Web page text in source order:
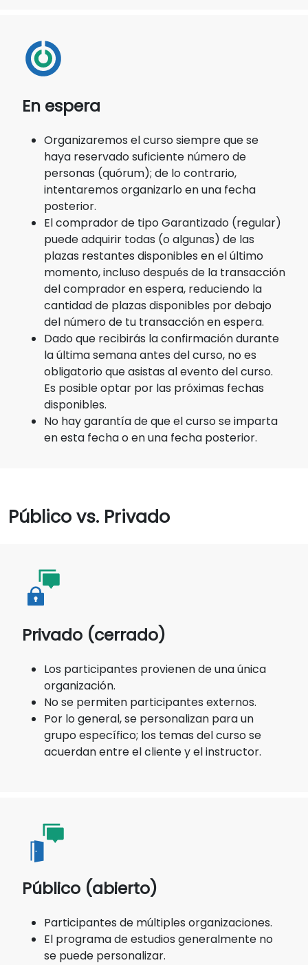
En espera
Organizaremos el curso siempre que se
haya reservado suficiente número de
personas (quórum); de lo contrario,
intentaremos organizarlo en una fecha
posterior.
El comprador de tipo Garantizado (regular)
puede adquirir todas (o algunas) de las
plazas restantes disponibles en el último
momento, incluso después de la transacción
del comprador en espera, reduciendo la
cantidad de plazas disponibles por debajo
del número de tu transacción en espera.
Dado que recibirás la confirmación durante
la última semana antes del curso, no es
obligatorio que asistas al evento del curso.
Es posible optar por las próximas fechas
disponibles.
No hay garantía de que el curso se imparta
en esta fecha o en una fecha posterior.
Público vs. Privado
Privado (cerrado)
Los participantes provienen de una única
organización.
No se permiten participantes externos.
Por lo general, se personalizan para un
grupo específico; los temas del curso se
acuerdan entre el cliente y el instructor.
Público (abierto)
Participantes de múltiples organizaciones.
El programa de estudios generalmente no
se puede personalizar.